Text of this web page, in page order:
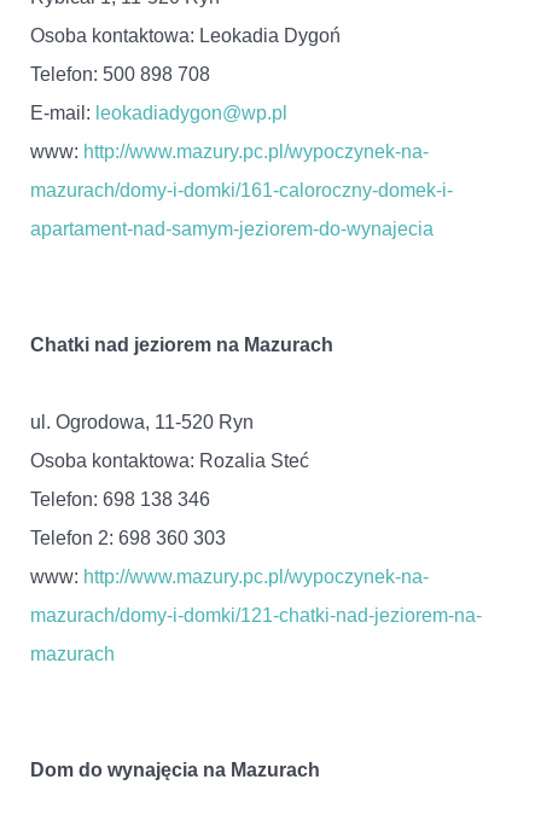
Osoba kontaktowa: Leokadia Dygoń
Telefon: 500 898 708
E-mail: leokadiadygon@wp.pl
www: http://www.mazury.pc.pl/wypoczynek-na-
mazurach/domy-i-domki/161-caloroczny-domek-i-
apartament-nad-samym-jeziorem-do-wynajecia
Chatki nad jeziorem na Mazurach
ul. Ogrodowa, 11-520 Ryn
Osoba kontaktowa: Rozalia Steć
Telefon: 698 138 346
Telefon 2: 698 360 303
www: http://www.mazury.pc.pl/wypoczynek-na-
mazurach/domy-i-domki/121-chatki-nad-jeziorem-na-
mazurach
Dom do wynajęcia na Mazurach